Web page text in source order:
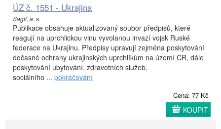
ÚZ č. 1551 - Ukrajina
Sagit, a. s.
Publikace obsahuje aktualizovaný soubor předpisů, které
reagují na uprchlickou vlnu vyvolanou invazí vojsk Ruské
federace na Ukrajinu. Předpisy upravují zejména poskytování
dočasné ochrany ukrajinských uprchlíkům na území ČR, dále
poskytování ubytování, zdravotních služeb,
sociálního ... pokračování
Cena: 77 Kč
KOUPIT